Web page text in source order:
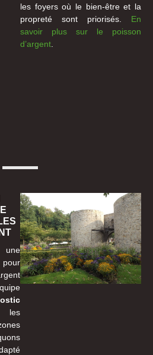
les foyers où le bien-être et la
propreté sont priorisés. En
savoir plus sur le poisson
d’argent.
une
les